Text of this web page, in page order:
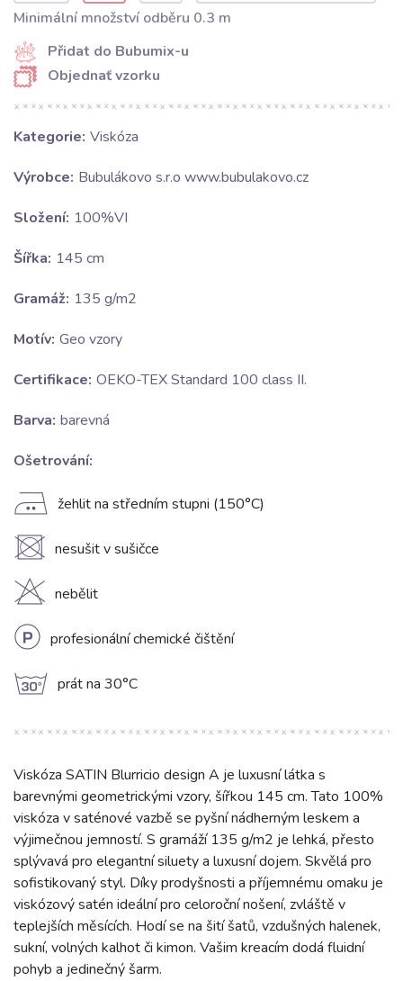
Minimální množství odběru 0.3 m
Přidat do Bubumix-u
Objednať vzorku
Kategorie: Viskóza
Výrobce: Bubulákovo s.r.o www.bubulakovo.cz
Složení: 100%VI
Šířka: 145 cm
Gramáž: 135 g/m2
Motív: Geo vzory
Certifikace: OEKO-TEX Standard 100 class II.
Barva: barevná
Ošetrování:
E žehlit na středním stupni (150°C)
U nesušit v sušičce
H nebělit
L profesionální chemické čištění
g prát na 30°C
Viskóza SATIN Blurricio design A je luxusní látka s
barevnými geometrickými vzory, šířkou 145 cm. Tato 100%
viskóza v saténové vazbě se pyšní nádherným leskem a
výjimečnou jemností. S gramáží 135 g/m2 je lehká, přesto
splývavá pro elegantní siluety a luxusní dojem. Skvělá pro
sofistikovaný styl. Díky prodyšnosti a příjemnému omaku je
viskózový satén ideální pro celoroční nošení, zvláště v
teplejších měsících. Hodí se na šití šatů, vzdušných halenek,
sukní, volných kalhot či kimon. Vašim kreacím dodá fluidní
pohyb a jedinečný šarm.